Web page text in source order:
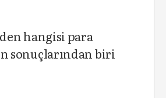
hangisi para
sonuçlarından biri